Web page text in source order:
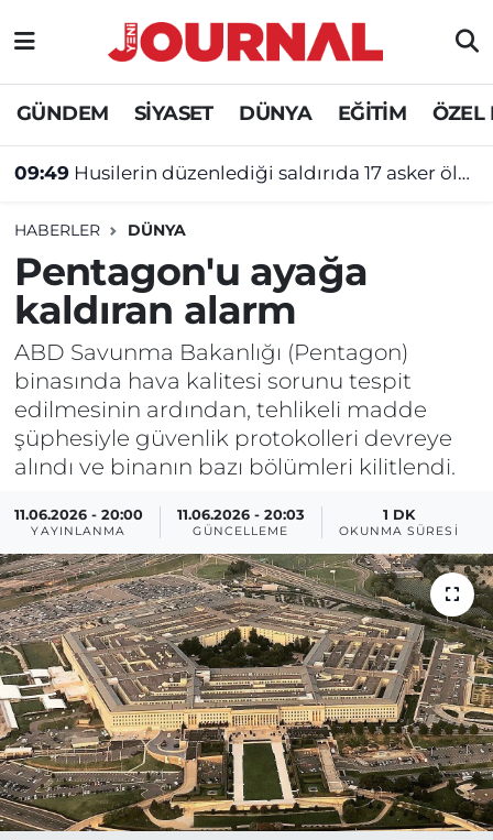
GÜNDEM SİYASET DÜNYA EĞİTİM ÖZEL
09:49 Husilerin düzenlediği saldırıda 17 asker öldü!
HABERLER DÜNYA
Pentagon'u ayağa
kaldıran alarm
ABD Savunma Bakanlığı (Pentagon)
binasında hava kalitesi sorunu tespit
edilmesinin ardından, tehlikeli madde
şüphesiyle güvenlik protokolleri devreye
alındı ve binanın bazı bölümleri kilitlendi.
11.06.2026 - 20:00
YAYINLANMA
11.06.2026 - 20:03
GÜNCELLEME
1 DK
OKUNMA SÜRESI
GÜNDEM
SİYASET
EĞİTİM
ÖZEL HABER
Nöbetçi Eczaneler
Hava Durumu
Süper Lig Puan Durumu ve Fikstür
Tüm Manşetler
Son Dakika Haberleri
Haber Arşivi